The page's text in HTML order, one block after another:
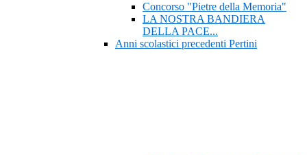
Concorso "Pietre della Memoria"
LA NOSTRA BANDIERA
DELLA PACE...
Anni scolastici precedenti Pertini